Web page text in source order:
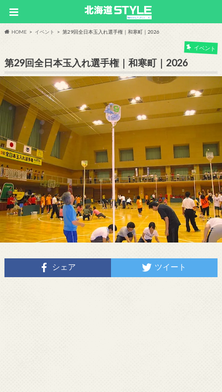
HOME イベント 第29回全日本玉入れ選手権｜和寒町｜2026
イベント
第29回全日本玉入れ選手権｜和寒町｜2026
シェア ツイート